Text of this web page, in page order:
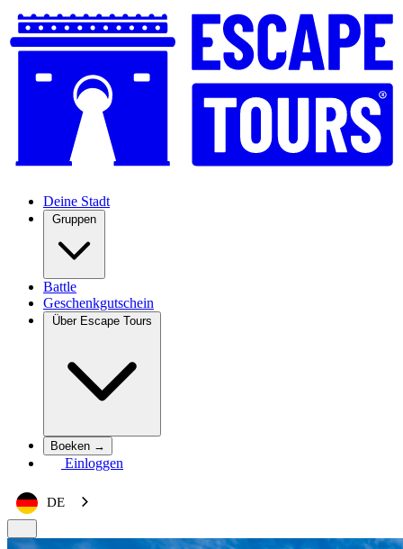
Deine Stadt
Gruppen
Battle
Geschenkgutschein
Über Escape Tours
Boeken →
Einloggen
DE